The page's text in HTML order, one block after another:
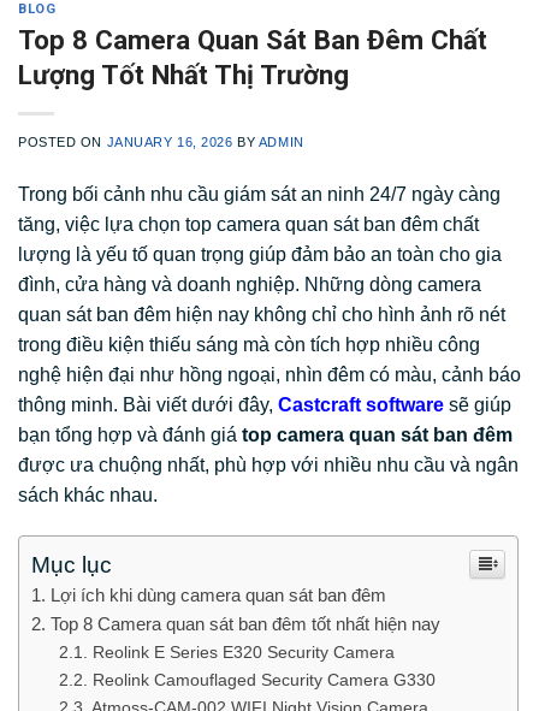
BLOG
Top 8 Camera Quan Sát Ban Đêm Chất
Lượng Tốt Nhất Thị Trường
POSTED ON JANUARY 16, 2026 BY ADMIN
Trong bối cảnh nhu cầu giám sát an ninh 24/7 ngày càng
tăng, việc lựa chọn top camera quan sát ban đêm chất
lượng là yếu tố quan trọng giúp đảm bảo an toàn cho gia
đình, cửa hàng và doanh nghiệp. Những dòng camera
quan sát ban đêm hiện nay không chỉ cho hình ảnh rõ nét
trong điều kiện thiếu sáng mà còn tích hợp nhiều công
nghệ hiện đại như hồng ngoại, nhìn đêm có màu, cảnh báo
thông minh. Bài viết dưới đây, Castcraft software sẽ giúp
bạn tổng hợp và đánh giá top camera quan sát ban đêm
được ưa chuộng nhất, phù hợp với nhiều nhu cầu và ngân
sách khác nhau.
Mục lục
Lợi ích khi dùng camera quan sát ban đêm
Top 8 Camera quan sát ban đêm tốt nhất hiện nay
Reolink E Series E320 Security Camera
Reolink Camouflaged Security Camera G330
Atmoss-CAM-002 WIFI Night Vision Camera